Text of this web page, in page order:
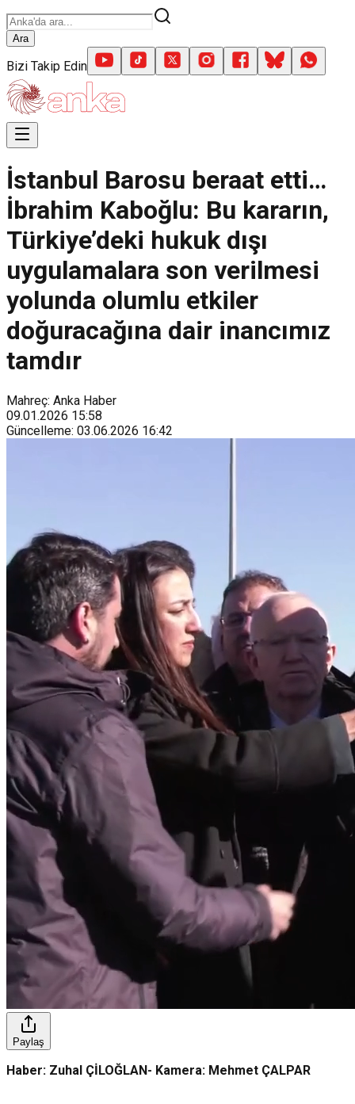
Ara
Bizi Takip Edin
İstanbul Barosu beraat etti…
İbrahim Kaboğlu: Bu kararın,
Türkiye’deki hukuk dışı
uygulamalara son verilmesi
yolunda olumlu etkiler
doğuracağına dair inancımız
tamdır
Mahreç: Anka Haber
09.01.2026 15:58
Güncelleme: 03.06.2026 16:42
Paylaş
Haber: Zuhal ÇİLOĞLAN- Kamera: Mehmet ÇALPAR